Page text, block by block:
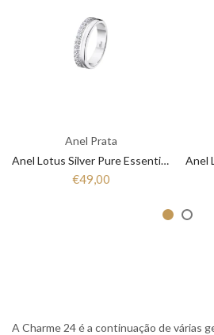
Anel Prata
Anel Lotus Silver Pure Essential LP3446-3/1 Mulher Prata
€49,00
A Charme 24 é a continuação de várias